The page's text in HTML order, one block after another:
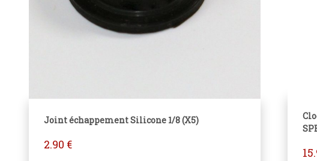
Joint échappement Silicone 1/8 (X5)
2.90 €